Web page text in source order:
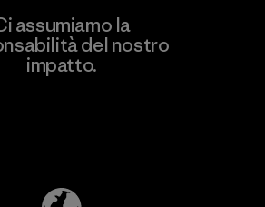
assumiamo la
del nostro
impatto.